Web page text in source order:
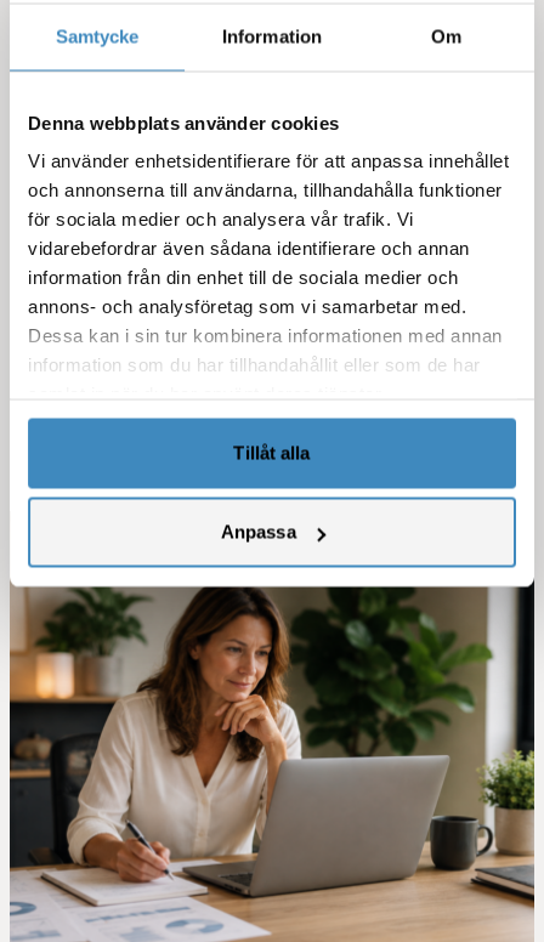
Samtycke Information Om
Denna webbplats använder cookies
Vi använder enhetsidentifierare för att anpassa innehållet
och annonserna till användarna, tillhandahålla funktioner
för sociala medier och analysera vår trafik. Vi
vidarebefordrar även sådana identifierare och annan
information från din enhet till de sociala medier och
annons- och analysföretag som vi samarbetar med.
Dessa kan i sin tur kombinera informationen med annan
information som du har tillhandahållit eller som de har
Tillåt alla
Anpassa
finns det ofta stora möjligheter att effektivisera
verksamheten ytterligare.
NetSuite genom implementation, integrationer,
utbildning och Customer Care, så att
affärssystemet fortsätter skapa värde långt efter
att det tagits i drift.
Boka en NetSuite demo
Boka en Customer Care demo